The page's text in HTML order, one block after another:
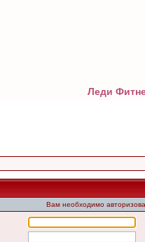
Леди
Вам необходимо